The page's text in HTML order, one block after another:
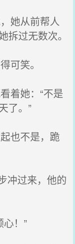
她从前帮人
拆过无数次。
可笑。
着她：“不是
了。”
也不是，跪
冲过来，他的
！”